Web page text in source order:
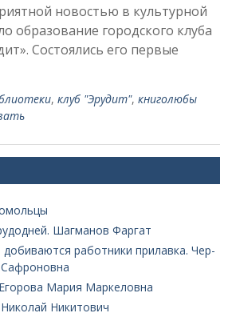
новостью в культурной
образование городского клуба
Состоялись его первые
, клуб "Эрудит", книголюбы
Шагманов Фаргат
добиваются работники прилавка. Чер­
Мария Маркеловна
Никитович